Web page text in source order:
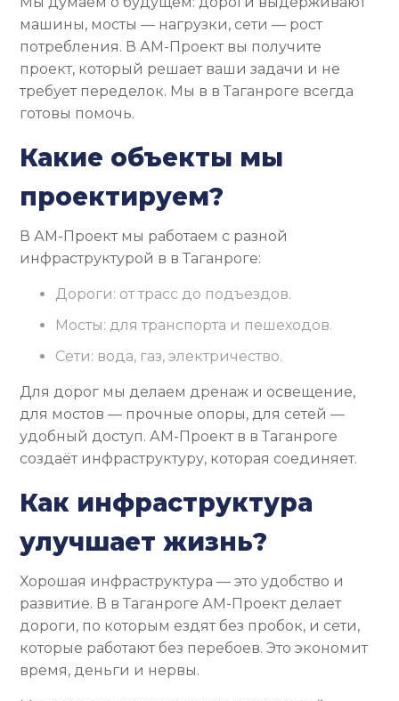
машины, мосты — нагрузки, сети — рост
потребления. В АМ-Проект вы получите
проект, который решает ваши задачи и не
требует переделок. Мы в в Таганроге всегда
готовы помочь.
Какие объекты мы
проектируем?
В АМ-Проект мы работаем с разной
инфраструктурой в в Таганроге:
Дороги: от трасс до подъездов.
Мосты: для транспорта и пешеходов.
Сети: вода, газ, электричество.
Для дорог мы делаем дренаж и освещение,
для мостов — прочные опоры, для сетей —
удобный доступ. АМ-Проект в в Таганроге
создаёт инфраструктуру, которая соединяет.
Как инфраструктура
улучшает жизнь?
Хорошая инфраструктура — это удобство и
развитие. В в Таганроге АМ-Проект делает
дороги, по которым ездят без пробок, и сети,
которые работают без перебоев. Это экономит
время, деньги и нервы.